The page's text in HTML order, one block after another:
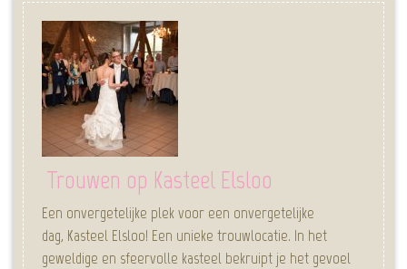
Trouwen op Kasteel Elsloo
Een onvergetelijke plek voor een onvergetelijke
dag, Kasteel Elsloo! Een unieke trouwlocatie. In het
geweldige en sfeervolle kasteel bekruipt je het gevoel